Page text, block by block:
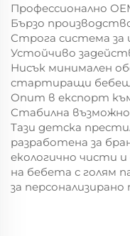
Профессионално
Бързо
Строга система за
Устойчиво
Нисък минимален
стартиращи
Опит в експорт
Стабилна
Тази детска
разработена за
екологично чисти и
на бебета с голям
за